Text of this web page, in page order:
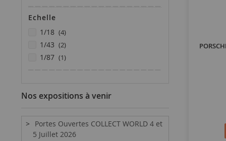
Echelle
1/18
4articles
1/43 2articles
1/87 1article
Nos expositions à venir
Portes Ouvertes COLLECT WORLD 4 et
5 Juillet 2026